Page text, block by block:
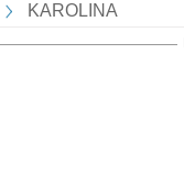
KAROLINA